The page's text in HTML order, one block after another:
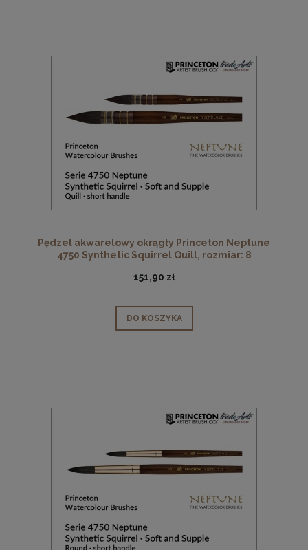
Pędzel akwarelowy okrągły Princeton Neptune
4750 Synthetic Squirrel Quill, rozmiar: 8
151,90 zł
DO KOSZYKA